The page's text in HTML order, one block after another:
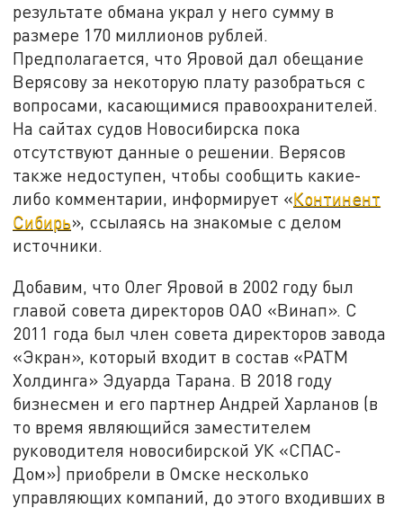
результате обмана украл у него сумму в
размере 170 миллионов рублей.
Предполагается, что Яровой дал обещание
Верясову за некоторую плату разобраться с
вопросами, касающимися правоохранителей.
На сайтах судов Новосибирска пока
отсутствуют данные о решении. Верясов
также недоступен, чтобы сообщить какие-
либо комментарии, информирует «Континент
Сибирь», ссылаясь на знакомые с делом
источники.
Добавим, что Олег Яровой в 2002 году был
главой совета директоров ОАО «Винап». С
2011 года был член совета директоров завода
«Экран», который входит в состав «РАТМ
Холдинга» Эдуарда Тарана. В 2018 году
бизнесмен и его партнер Андрей Харланов (в
то время являющийся заместителем
руководителя новосибирской УК «СПАС-
Дом») приобрели в Омске несколько
управляющих компаний, до этого входивших в